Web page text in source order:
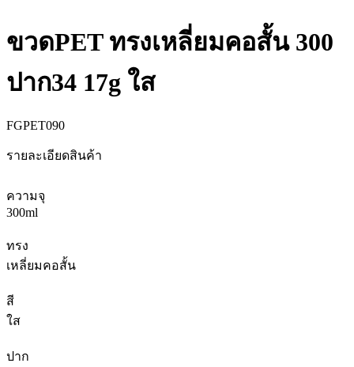
ขวดPET ทรงเหลี่ยมคอสั้น 300
ปาก34 17g ใส
FGPET090
รายละเอียดสินค้า
ความจุ
300ml
ทรง
เหลี่ยมคอสั้น
สี
ใส
ปาก